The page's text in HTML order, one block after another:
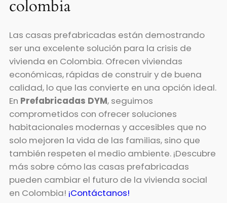
colombia
Las casas prefabricadas están demostrando
ser una excelente solución para la crisis de
vivienda en Colombia. Ofrecen viviendas
económicas, rápidas de construir y de buena
calidad, lo que las convierte en una opción ideal.
En Prefabricadas DYM, seguimos
comprometidos con ofrecer soluciones
habitacionales modernas y accesibles que no
solo mejoren la vida de las familias, sino que
también respeten el medio ambiente. ¡Descubre
más sobre cómo las casas prefabricadas
pueden cambiar el futuro de la vivienda social
en Colombia! ¡Contáctanos!